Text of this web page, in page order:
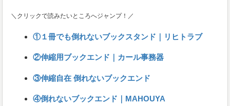
＼クリックで読みたいところへジャンプ！／
①１冊でも倒れないブックスタンド｜リヒトラブ
②伸縮用ブックエンド｜カール事務器
③伸縮自在 倒れないブックエンド
④倒れないブックエンド｜MAHOUYA